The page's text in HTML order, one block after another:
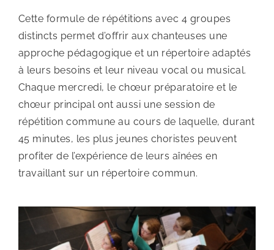
Cette formule de répétitions avec 4 groupes
distincts permet d’offrir aux chanteuses une
approche pédagogique et un répertoire adaptés
à leurs besoins et leur niveau vocal ou musical.
Chaque mercredi, le chœur préparatoire et le
chœur principal ont aussi une session de
répétition commune au cours de laquelle, durant
45 minutes, les plus jeunes choristes peuvent
profiter de l’expérience de leurs aînées en
travaillant sur un répertoire commun.